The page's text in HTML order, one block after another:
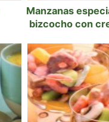
Manzanas
bizcocho con